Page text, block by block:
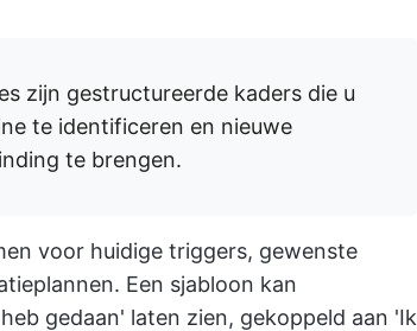
zijn gestructureerde kaders die u
te identificeren en nieuwe
te brengen.
voor huidige triggers, gewenste
Een sjabloon kan
gedaan' laten zien, gekoppeld aan 'Ik